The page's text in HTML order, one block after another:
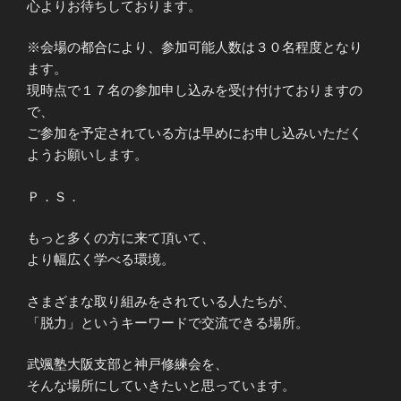
心よりお待ちしております。
※会場の都合により、参加可能人数は３０名程度となり
ます。
現時点で１７名の参加申し込みを受け付けておりますの
で、
ご参加を予定されている方は早めにお申し込みいただく
ようお願いします。
Ｐ．Ｓ．
もっと多くの方に来て頂いて、
より幅広く学べる環境。
さまざまな取り組みをされている人たちが、
「脱力」というキーワードで交流できる場所。
武颯塾大阪支部と神戸修練会を、
そんな場所にしていきたいと思っています。